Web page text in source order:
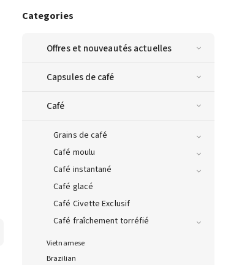
Categories
Offres et nouveautés actuelles
Capsules de café
Café
Grains de café
Café moulu
Café instantané
Café glacé
Café Civette Exclusif
Café fraîchement torréfié
Vietnamese
Brazilian